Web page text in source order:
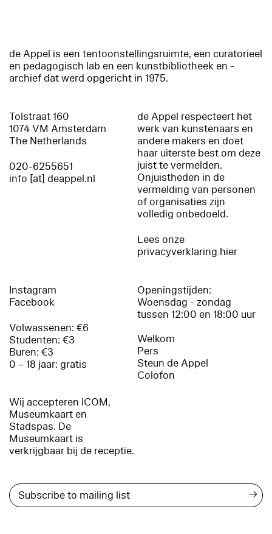
de Appel is een tentoonstellingsruimte, een curatorieel
en pedagogisch lab en een kunstbibliotheek en -
archief dat werd opgericht in 1975.
Tolstraat 160
1074 VM Amsterdam
The Netherlands
020-6255651
info [at] deappel.nl
de Appel respecteert het
werk van kunstenaars en
andere makers en doet
haar uiterste best om deze
juist te vermelden.
Onjuistheden in de
vermelding van personen
of organisaties zijn
volledig onbedoeld.
Lees onze
privacyverklaring hier
Instagram
Facebook
Volwassenen: €6
Studenten: €3
Buren: €3
0 – 18 jaar: gratis
Wij accepteren ICOM,
Museumkaart en
Stadspas. De
Museumkaart is
verkrijgbaar bij de receptie.
Openingstijden:
Woensdag - zondag
tussen 12:00 en 18:00 uur
Welkom
Pers
Steun de Appel
Colofon
→